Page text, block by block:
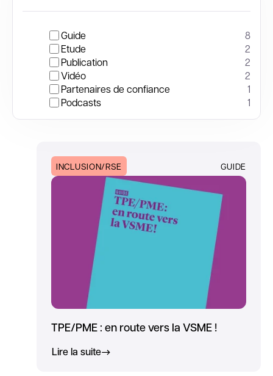
Guide
8
Etude
2
Publication
2
Vidéo
2
Partenaires de confiance
1
Podcasts
1
INCLUSION/RSE GUIDE
TPE/PME : en route vers la VSME !
Lire la suite